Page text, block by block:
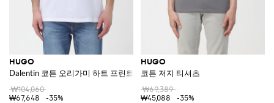
HUGO
Dalentin 코튼 오리가미 하트 프린트 티셔츠
₩104,060
₩67,648
-35%
HUGO
코튼 저지 티셔츠
₩69,389
₩45,088
-35%